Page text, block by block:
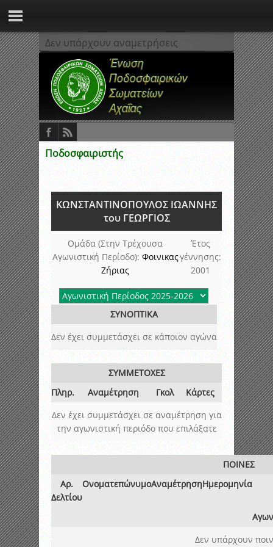
Δεν υπάρχουν αναμετρήσεις
Ποδοσφαιριστής
ΚΩΝΣΤΑΝΤΙΝΟΠΟΥΛΟΣ ΙΩΑΝΝΗΣ
του ΓΕΩΡΓΙΟΣ
Ομάδα (Στην Τρέχουσα
Αγωνιστική Περίοδο): Φοινικας
Ζήριας
Έτος
γέννησης:
2001
ΣΥΝΟΠΤΙΚΑ
Δεν έχει συμμετάσχει σε κάποιον αγώνα
ΣΥΜΜΕΤΟΧΕΣ
Πληρ.
Αναμέτρηση Γκολ
Κάρτες
Δεν έχει συμμετάσχει σε αναμέτρηση για
την αγωνιστική περιόδο που επιλάξατε
ΠΟΙΝΕΣ
Αρ.
Δελτίου
ΟνοματεπώνυμοΑναμέτρησηΗμερομηνία
Δεν υπάρχουν